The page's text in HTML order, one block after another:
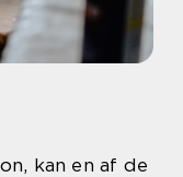
kan en af de